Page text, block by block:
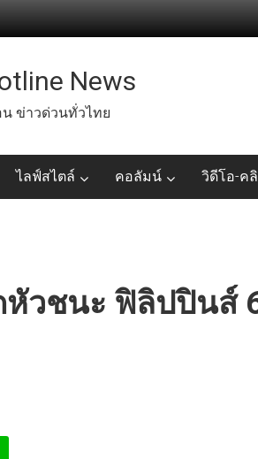
News
ข่าวด่วนทั่วไทย
ไลฟ์สไตล์ คอลัมน์ วิดีโอ-ค
หัวชนะ ฟิลิปปินส์